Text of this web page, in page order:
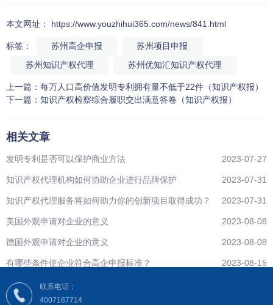
本文网址： https://www.youzhihui365.com/news/841.html
标签： 苏州高企申报
苏州项目申报
苏州知识产权代理
苏州优知汇知识产权代理
上一篇： 每万人口高价值发明专利拥有量不低于22件（知识产权报）
下一篇： 知识产权检察综合履职交出满意答卷（知识产权报）
相关文章
2023-07-27
发明专利是否可以保护商业方法
2023-07-31
知识产权代理机构如何协助企业进行品牌保护
2023-07-31
知识产权代理服务将如何助力你的创新项目取得成功？
2023-08-08
美国外观申请对企业的意义
2023-08-08
德国外观申请对企业的意义
2023-08-15
有哪些条件使企业符合高企申报标准？
联系电话：
4007187714